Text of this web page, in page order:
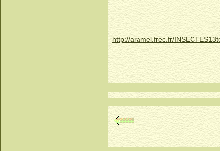
http://aramel.free.fr/